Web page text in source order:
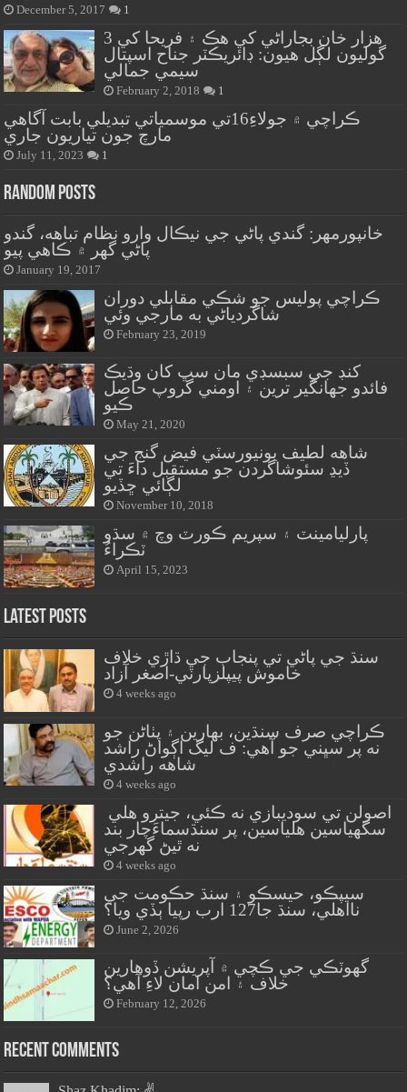
December 5, 2017 1
هزار خان بجاراڻي کي هڪ ۽ فريحا کي 3
گوليون لڳل هيون: ڊائريڪٽر جناح اسپتال
سيمي جمالي
February 2, 2018 1
ڪراچي ۾ جولاءِ16تي موسمياتي تبديلي بابت آگاهي
مارچ جون تياريون جاري
July 11, 2023 1
Random Posts
خانپورمهر: گندي پاڻي جي نيڪال وارو نظام تباهه، گندو
پاڻي گهر ۾ ڪاهي پيو
January 19, 2017
ڪراچي پوليس جو شڪي مقابلي دوران
شاگردياڻي به مارجي وئي
February 23, 2019
کنڊ جي سبسڊي مان سڀ کان وڌيڪ
فائدو جهانگير ترين ۽ اومني گروپ حاصل
ڪيو
May 21, 2020
شاهه لطيف يونيورسٽي فيض گنج جي
ڏيڍ سئوشاگردن جو مستقبل داءَ تي
لڳائي ڇڏيو
November 10, 2018
پارليامينٽ ۽ سپريم ڪورٽ وچ ۾ سڌو
ٽڪراءُ
April 15, 2023
Latest Posts
سنڌ جي پاڻي تي پنجاب جي ڌاڙي خلاف
خاموش پيپلزپارٽي-اصغر آزاد
4 weeks ago
ڪراچي صرف سنڌين، بهارين ۽ پٺاڻن جو
نه پر سڀني جو آهي: ف ليگ اڳواڻ راشد
شاهه راشدي
4 weeks ago
سگهياسين هلياسين، پر سنڌسماءَچار بند
نه ٿيڻ گهرجي
4 weeks ago
سيپڪو، حيسڪو ۽ سنڌ حڪومت جي
نااهلي، سنڌ جا127 ارب رپيا ٻڏي ويا؟
June 2, 2026
گهوٽڪي جي ڪچي ۾ آپريشن ڏوهارين
خلاف ۽ امن امان لاءِ آهي؟
February 12, 2026
Recent Comments